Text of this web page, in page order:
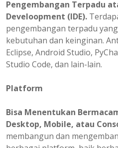
Pengembangan Terpadu
Develoopment (IDE).
pengembangan terpadu
kebutuhan dan keinginan.
Eclipse, Android Studio,
Studio Code, dan lain-lain.
Platform
Bisa Menentukan
Desktop, Mobile, atau
membangun dan